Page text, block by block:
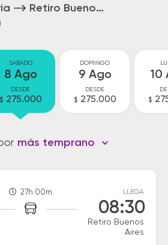
Retiro Buenos Aires
SABADO
8 Ago
DESDE
$ 275.000
DOMINGO
9 Ago
DESDE
$ 275.000
10
$
más temprano
27h 00m LLEGA
08:30
Retiro Buenos
Aires